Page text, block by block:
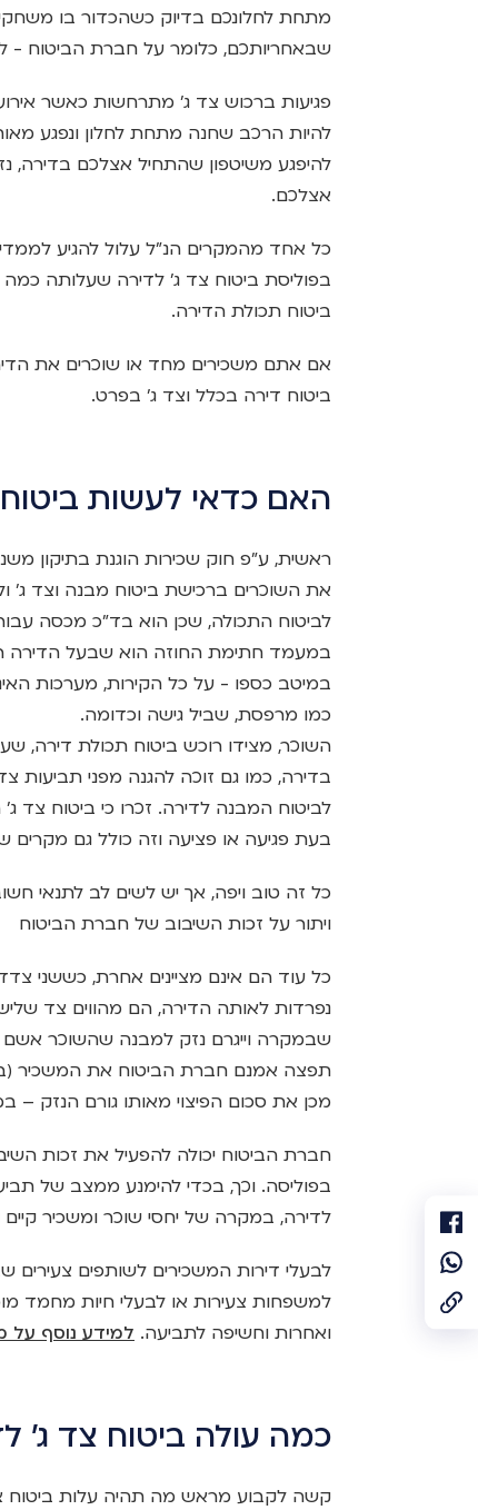
מתחת לחלונכם בדיוק כשהכדור בו
שבאחריותכם, כלומר על חברת הביטוח -
פגיעות ברכוש צד ג' מתרחשות כאשר
להיות הרכב שחנה מתחת לחלון ונפגע
להיפגע משיטפון שהתחיל אצלכם בדירה,
אצלכם.
כל אחד מהמקרים הנ"ל עלול להגיע
בפוליסת ביטוח צד ג' לדירה שעלותה
ביטוח תכולת הדירה.
אם אתם משכירים מחד או שוכרים את
ביטוח דירה בכלל וצד ג' בפרט.
האם כדאי לעשות
את השוכרים ברכישת ביטוח מבנה וצד ג'
לביטוח התכולה, שכן הוא בד"כ מכסה
במעמד חתימת החוזה הוא שבעל הדירה
במיטב כספו - על כל הקירות, מערכות
כמו מרפסת, שביל גישה וכדומה.
השוכר, מצידו רוכש ביטוח תכולת דירה,
בדירה, כמו גם זוכה להגנה מפני תביעות
לביטוח המבנה לדירה. זכרו כי ביטוח צד
בעת פגיעה או פציעה וזה כולל גם
כל זה טוב ויפה, אך יש לשים לב לתנאי
ויתור על זכות השיבוב של חברת הביטוח
כל עוד הם אינם מציינים אחרת, כששני
נפרדות לאותה הדירה, הם מהווים צד
שבמקרה וייגרם נזק למבנה שהשוכר
תפצה אמנם חברת הביטוח את המשכיר
מכן את סכום הפיצוי מאותו גורם הנזק –
חברת הביטוח יכולה להפעיל את זכות
בפוליסה. וכך, בכדי להימנע ממצב של
לדירה, במקרה של יחסי שוכר ומשכיר
לבעלי דירות המשכירים לשותפים
למשפחות צעירות או לבעלי חיות מחמד
ואחרות וחשיפה לתביעה. למידע נוסף על
כמה עולה ביטוח צד ג'
קשה לקבוע מראש מה תהיה עלות ביטוח